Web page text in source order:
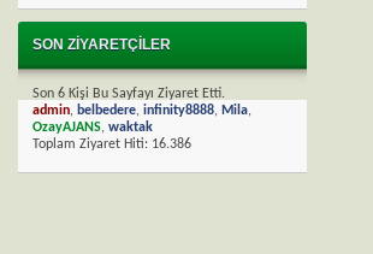
SON ZIYARETÇILER
Son 6 Kişi Bu Sayfayı Ziyaret Etti.
admin, belbedere, infinity8888, Mila,
OzayAJANS, waktak
Toplam Ziyaret Hiti: 16.386